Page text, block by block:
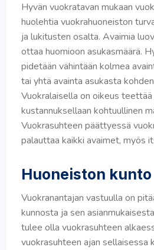
Hyvän vuokratavan mukaan
huolehtia vuokrahuoneiston
ja lukitusten osalta. Avaimia
ottaa huomioon asukasmäärä.
pidetään vähintään kolmea
tai yhtä avainta asukasta
Vuokralaisella on oikeus
kustannuksellaan kohtuullinen
Vuokrasuhteen päättyessä
palauttaa kaikki avaimet, myös
Huoneiston kunto
Vuokranantajan vastuulla on
kunnosta ja sen
tulee olla vuokrasuhteen
vuokrasuhteen ajan sellaisessa